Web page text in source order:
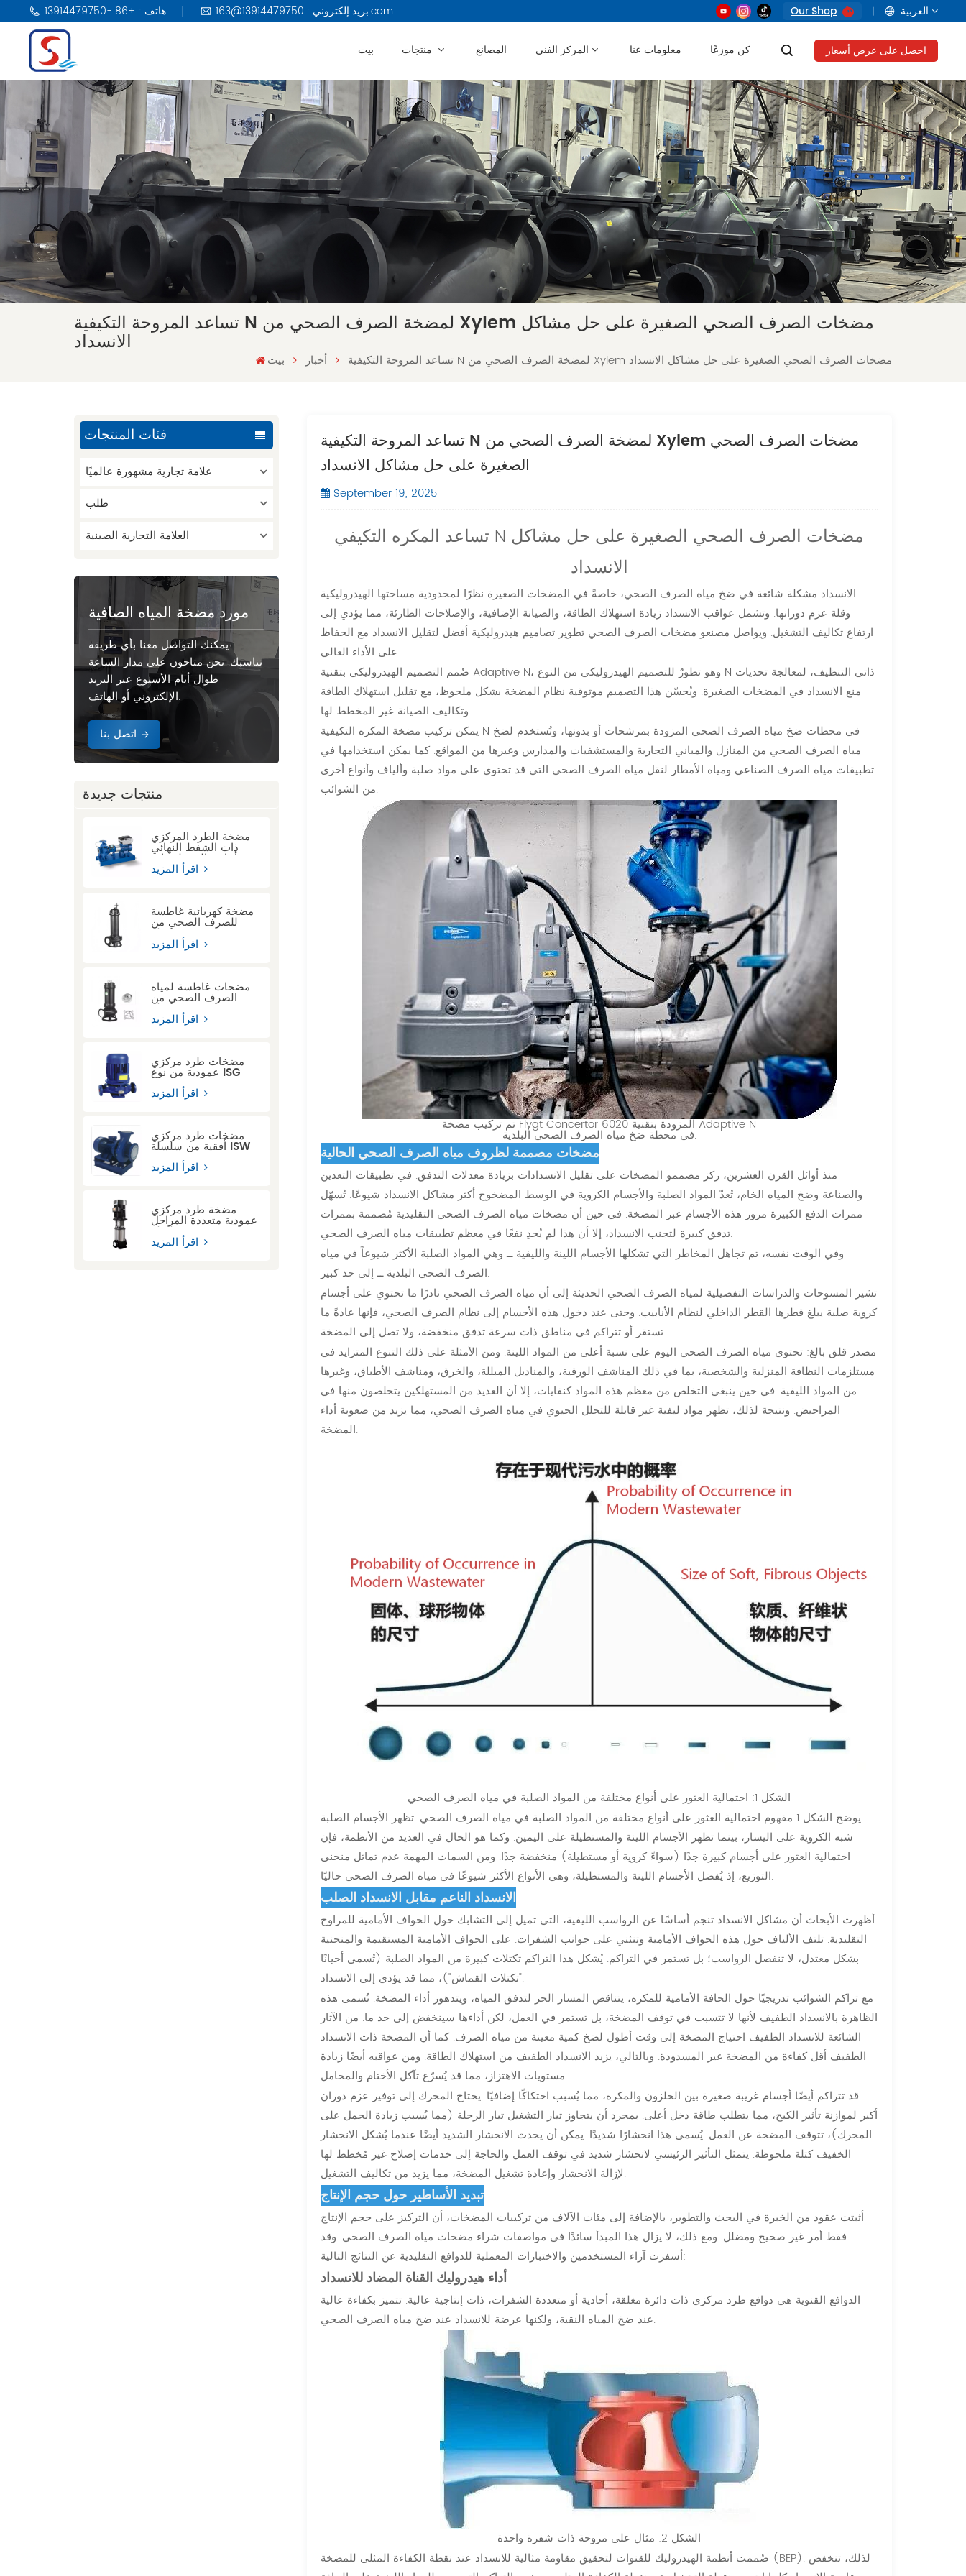
هاتف : +86 -13914479750 بريد إلكتروني : 13914479750@163.com Our Shop العربية
français
русский
العربية
Tiếng Việt
Indonesia
بيت المصانع المركز الفني معلومات عنا كن موزعًا احصل على عرض أسعار
تساعد المروحة التكيفية N لمضخة الصرف الصحي من Xylem مضخات الصرف الصحي الصغيرة على حل مشاكل
الانسداد
بيت أخبار تساعد المروحة التكيفية N لمضخة الصرف الصحي من Xylem مضخات الصرف الصحي الصغيرة على حل مشاكل الانسداد
فئات المنتجات
علامة تجارية مشهورة عالميًا
طلب
العلامة التجارية الصينية
مورد مضخة المياه الصافية
يمكنك التواصل معنا بأي طريقة
تناسبك. نحن متاحون على مدار الساعة
طوال أيام الأسبوع عبر البريد
الإلكتروني أو الهاتف.
اتصل بنا
منتجات جديدة
مضخة الطرد المركزي
ذات الشفط النهائي
أحادي المرحلة ذات
الوصلة الممتدة KSB
ETN
مضخة كهربائية غاطسة
للصرف الصحي من
سلسلة WQ
مضخات غاطسة لمياه
الصرف الصحي من
سلسلة ASWQ مزودة
بجهاز قطع
مضخات طرد مركزي
عمودية من نوع ISG
مضخات طرد مركزي
أفقية من سلسلة ISW
مضخة طرد مركزي
عمودية متعددة المراحل
تساعد المروحة التكيفية N لمضخة الصرف الصحي من Xylem مضخات الصرف الصحي
الصغيرة على حل مشاكل الانسداد
September 19, 2025
تساعد المكره التكيفي N مضخات الصرف الصحي الصغيرة على حل مشاكل
الانسداد
الانسداد مشكلة شائعة في ضخ مياه الصرف الصحي، خاصةً في المضخات الصغيرة نظرًا لمحدودية مساحتها الهيدروليكية
وقلة عزم دورانها. وتشمل عواقب الانسداد زيادة استهلاك الطاقة، والصيانة الإضافية، والإصلاحات الطارئة، مما يؤدي إلى
ارتفاع تكاليف التشغيل. ويواصل مصنعو مضخات الصرف الصحي تطوير تصاميم هيدروليكية أفضل لتقليل الانسداد مع الحفاظ
على الأداء العالي.
صُمم التصميم الهيدروليكي بتقنية Adaptive N، وهو تطورٌ للتصميم الهيدروليكي من النوع N ذاتي التنظيف، لمعالجة تحديات
منع الانسداد في المضخات الصغيرة. ويُحسّن هذا التصميم موثوقية نظام المضخة بشكل ملحوظ، مع تقليل استهلاك الطاقة
وتكاليف الصيانة غير المخطط لها.
يمكن تركيب مضخة المكره التكيفية N في محطات ضخ مياه الصرف الصحي المزودة بمرشحات أو بدونها، وتُستخدم لضخ
مياه الصرف الصحي من المنازل والمباني التجارية والمستشفيات والمدارس وغيرها من المواقع. كما يمكن استخدامها في
تطبيقات مياه الصرف الصناعي ومياه الأمطار لنقل مياه الصرف الصحي التي قد تحتوي على مواد صلبة وألياف وأنواع أخرى
من الشوائب.
تم تركيب مضخة Flygt Concertor 6020 المزودة بتقنية Adaptive N
في محطة ضخ مياه الصرف الصحي البلدية.
مضخات مصممة لظروف مياه الصرف الصحي الحالية
منذ أوائل القرن العشرين، ركز مصممو المضخات على تقليل الانسدادات بزيادة معدلات التدفق. في تطبيقات التعدين
والصناعة وضخ المياه الخام، تُعدّ المواد الصلبة والأجسام الكروية في الوسط المضخوخ أكثر مشاكل الانسداد شيوعًا. تُسهّل
ممرات الدفع الكبيرة مرور هذه الأجسام عبر المضخة. في حين أن مضخات مياه الصرف الصحي التقليدية مُصممة بممرات
تدفق كبيرة لتجنب الانسداد، إلا أن هذا لم يُجدِ نفعًا في معظم تطبيقات مياه الصرف الصحي.
وفي الوقت نفسه، تم تجاهل المخاطر التي تشكلها الأجسام اللينة والليفية ــ وهي المواد الصلبة الأكثر شيوعاً في مياه
الصرف الصحي البلدية ــ إلى حد كبير.
تشير المسوحات والدراسات التفصيلية لمياه الصرف الصحي الحديثة إلى أن مياه الصرف الصحي نادرًا ما تحتوي على أجسام
كروية صلبة يبلغ قطرها القطر الداخلي لنظام الأنابيب. وحتى عند دخول هذه الأجسام إلى نظام الصرف الصحي، فإنها عادةً ما
تستقر أو تتراكم في مناطق ذات سرعة تدفق منخفضة، ولا تصل إلى المضخة.
مصدر قلق بالغ: تحتوي مياه الصرف الصحي اليوم على نسبة أعلى من المواد اللينة. ومن الأمثلة على ذلك التنوع المتزايد في
مستلزمات النظافة المنزلية والشخصية، بما في ذلك المناشف الورقية، والمناديل المبللة، والخرق، ومناشف الأطباق، وغيرها
من المواد الليفية. في حين ينبغي التخلص من معظم هذه المواد كنفايات، إلا أن العديد من المستهلكين يتخلصون منها في
المراحيض. ونتيجة لذلك، تظهر مواد ليفية غير قابلة للتحلل الحيوي في مياه الصرف الصحي، مما يزيد من صعوبة أداء
المضخة.
الشكل 1: احتمالية العثور على أنواع مختلفة من المواد الصلبة في مياه الصرف الصحي
يوضح الشكل 1 مفهوم احتمالية العثور على أنواع مختلفة من المواد الصلبة في مياه الصرف الصحي. تظهر الأجسام الصلبة
شبه الكروية على اليسار، بينما تظهر الأجسام اللينة والمستطيلة على اليمين. وكما هو الحال في العديد من الأنظمة، فإن
احتمالية العثور على أجسام كبيرة جدًا (سواءً كروية أو مستطيلة) منخفضة جدًا. ومن السمات المهمة عدم تماثل منحنى
التوزيع، إذ يُفضل الأجسام اللينة والمستطيلة، وهي الأنواع الأكثر شيوعًا في مياه الصرف الصحي حاليًا.
الانسداد الناعم مقابل الانسداد الصلب
أظهرت الأبحاث أن مشاكل الانسداد تنجم أساسًا عن الرواسب الليفية، التي تميل إلى التشابك حول الحواف الأمامية للمراوح
التقليدية. تلتف الألياف حول هذه الحواف الأمامية وتنثني على جوانب الشفرات. على الحواف الأمامية المستقيمة والمنحنية
بشكل معتدل، لا تنفصل الرواسب؛ بل تستمر في التراكم. يُشكل هذا التراكم تكتلات كبيرة من المواد الصلبة (تُسمى أحيانًا
"تكتلات القماش")، مما قد يؤدي إلى الانسداد.
مع تراكم الشوائب تدريجيًا حول الحافة الأمامية للمكره، يتناقص المسار الحر لتدفق المياه، ويتدهور أداء المضخة. تُسمى هذه
الظاهرة بالانسداد الطفيف لأنها لا تتسبب في توقف المضخة، بل تستمر في العمل، لكن أداءها سينخفض ​​إلى حد ما. من الآثار
الشائعة للانسداد الطفيف احتياج المضخة إلى وقت أطول لضخ كمية معينة من مياه الصرف. كما أن المضخة ذات الانسداد
الطفيف أقل كفاءة من المضخة غير المسدودة. وبالتالي، يزيد الانسداد الطفيف من استهلاك الطاقة. ومن عواقبه أيضًا زيادة
مستويات الاهتزاز، مما قد يُسرّع تآكل الأختام والمحامل.
قد تتراكم أيضًا أجسام غريبة صغيرة بين الحلزون والمكره، مما يُسبب احتكاكًا إضافيًا. يحتاج المحرك إلى توفير عزم دوران
أكبر لموازنة تأثير الكبح، مما يتطلب طاقة دخل أعلى. بمجرد أن يتجاوز تيار التشغيل تيار الرحلة (مما يُسبب زيادة الحمل على
المحرك)، تتوقف المضخة عن العمل. يُسمى هذا انحشارًا شديدًا. يمكن أن يحدث الانحشار الشديد أيضًا عندما يُشكل الانحشار
الخفيف كتلة ملحوظة. يتمثل التأثير الرئيسي لانحشار شديد في توقف العمل والحاجة إلى خدمات إصلاح غير مُخطط لها
لإزالة الانحشار وإعادة تشغيل المضخة، مما يزيد من تكاليف التشغيل.
تبديد الأساطير حول حجم الإنتاج
أثبتت عقود من الخبرة في البحث والتطوير، بالإضافة إلى مئات الآلاف من تركيبات المضخات، أن التركيز على حجم الإنتاج
فقط أمر غير صحيح ومضلل. ومع ذلك، لا يزال هذا المبدأ سائدًا في مواصفات شراء مضخات مياه الصرف الصحي. وقد
أسفرت آراء المستخدمين والاختبارات المعملية للدوافع التقليدية عن النتائج التالية:
أداء هيدروليك القناة المضاد للانسداد
الدوافع القنوية هي دوافع طرد مركزي ذات دائرة مغلقة، أحادية أو متعددة الشفرات، ذات إنتاجية عالية. تتميز بكفاءة عالية
عند ضخ المياه النقية، ولكنها عرضة للانسداد عند ضخ مياه الصرف الصحي.
الشكل 2: مثال على مروحة ذات شفرة واحدة
صُممت أنظمة الهيدروليك للقنوات لتحقيق مقاومة مثالية للانسداد عند نقطة الكفاءة المثلى للمضخة (BEP). لذلك، تنخفض